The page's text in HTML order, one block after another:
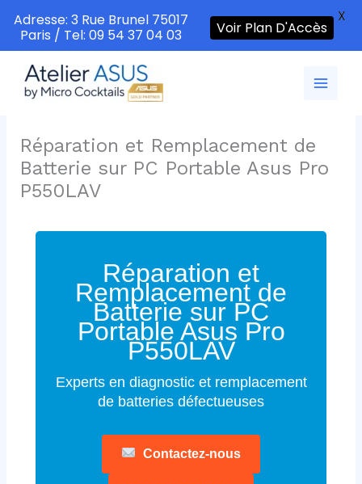
contenu
Réparation et Remplacement de
Batterie sur PC Portable Asus Pro
P550LAV
Réparation et
Remplacement de
Batterie sur PC
Portable Asus Pro
P550LAV
Experts en diagnostic et remplacement
de batteries défectueuses
Contactez-nous
Adresse: 3 Rue Brunel 75017
Paris / Tel: 09 54 37 04 03
Voir Plan D'Accès
X